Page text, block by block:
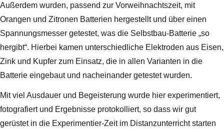
Außerdem wurden, passend zur Vorweihnachtszeit, mit
Orangen und Zitronen Batterien hergestellt und über einen
Spannungsmesser getestet, was die Selbstbau-Batterie „so
hergibt“. Hierbei kamen unterschiedliche Elektroden aus Eisen,
Zink und Kupfer zum Einsatz, die in allen Varianten in die
Batterie eingebaut und nacheinander getestet wurden.
Mit viel Ausdauer und Begeisterung wurde hier experimentiert,
fotografiert und Ergebnisse protokolliert, so dass wir gut
gerüstet in die Experimentier-Zeit im Distanzunterricht starten